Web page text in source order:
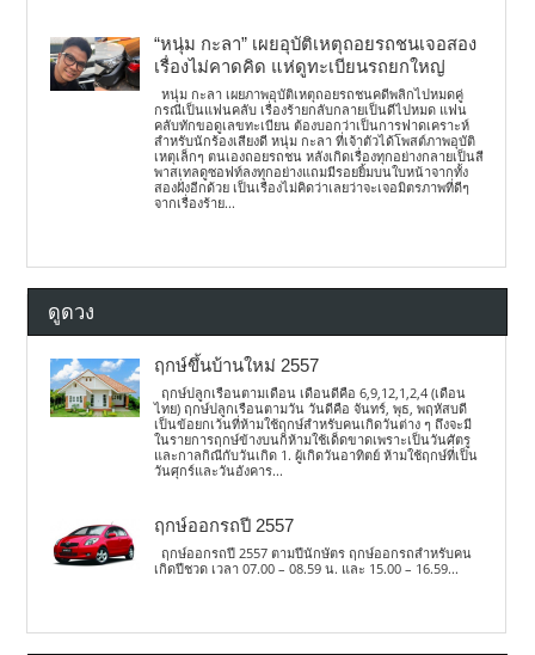
“หนุ่ม กะลา” เผยอุบัติเหตุถอยรถชนเจอสอง
เรื่องไม่คาดคิด แห่ดูทะเบียนรถยกใหญ่
หนุ่ม กะลา เผยภาพอุบัติเหตุถอยรถชนคดีพลิกไปหมดคู่
กรณีเป็นแฟนคลับ เรื่องร้ายกลับกลายเป็นดีไปหมด แฟน
คลับทักขอดูเลขทะเบียน ต้องบอกว่าเป็นการฟาดเคราะห์
สำหรับนักร้องเสียงดี หนุ่ม กะลา ที่เจ้าตัวได้โพสต์ภาพอุบัติ
เหตุเล็กๆ ตนเองถอยรถชน หลังเกิดเรื่องทุกอย่างกลายเป็นสี
พาสเทลดูซอฟท์ลงทุกอย่างแถมมีรอยยิ้มบนใบหน้าจากทั้ง
สองฝั่งอีกด้วย เป็นเรื่องไม่คิดว่าเลยว่าจะเจอมิตรภาพที่ดีๆ
จากเรื่องร้าย...
ดูดวง
ฤกษ์ขึ้นบ้านใหม่ 2557
ฤกษ์ปลูกเรือนตามเดือน เดือนดีคือ 6,9,12,1,2,4 (เดือน
ไทย) ฤกษ์ปลูกเรือนตามวัน วันดีคือ จันทร์, พุธ, พฤหัสบดี
เป็นข้อยกเว้นที่ห้ามใช้ฤกษ์สำหรับคนเกิดวันต่าง ๆ ถึงจะมี
ในรายการฤกษ์ข้างบนก็ห้ามใช้เด็ดขาดเพราะเป็นวันศัตรู
และกาลกิณีกับวันเกิด 1. ผู้เกิดวันอาทิตย์ ห้ามใช้ฤกษ์ที่เป็น
วันศุกร์และวันอังคาร...
ฤกษ์ออกรถปี 2557
ฤกษ์ออกรถปี 2557 ตามปีนักษัตร ฤกษ์ออกรถสำหรับคน
เกิดปีชวด เวลา 07.00 – 08.59 น. และ 15.00 – 16.59...